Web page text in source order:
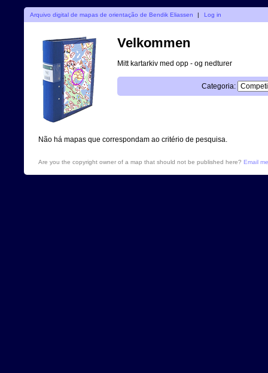
Arquivo digital de mapas de orientação de Bendik Eliassen | Log in
Velkommen
Mitt kartarkiv med opp - og nedturer
Categoria:
Não há mapas que correspondam ao critério de pesquisa.
Are you the copyright owner of a map that should not be published here? Email me